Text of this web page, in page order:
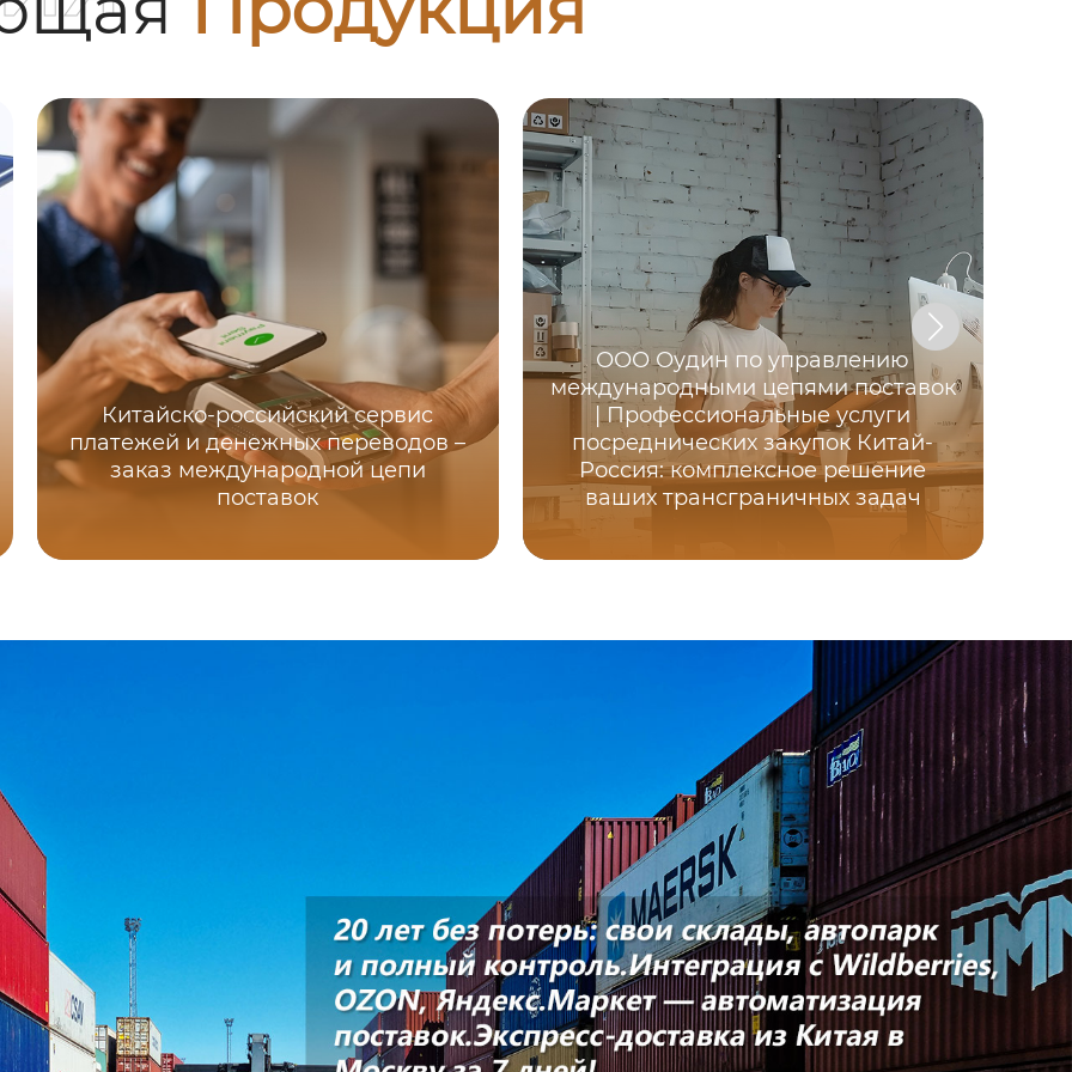
Китайско-российский сервис
платежей и денежных переводов –
заказ международной цепи
поставок
ООО Оудин по управлению
международными цепями поставок
| Профессиональные услуги
посреднических закупок Китай-
Россия: комплексное решение
ваших трансграничных задач